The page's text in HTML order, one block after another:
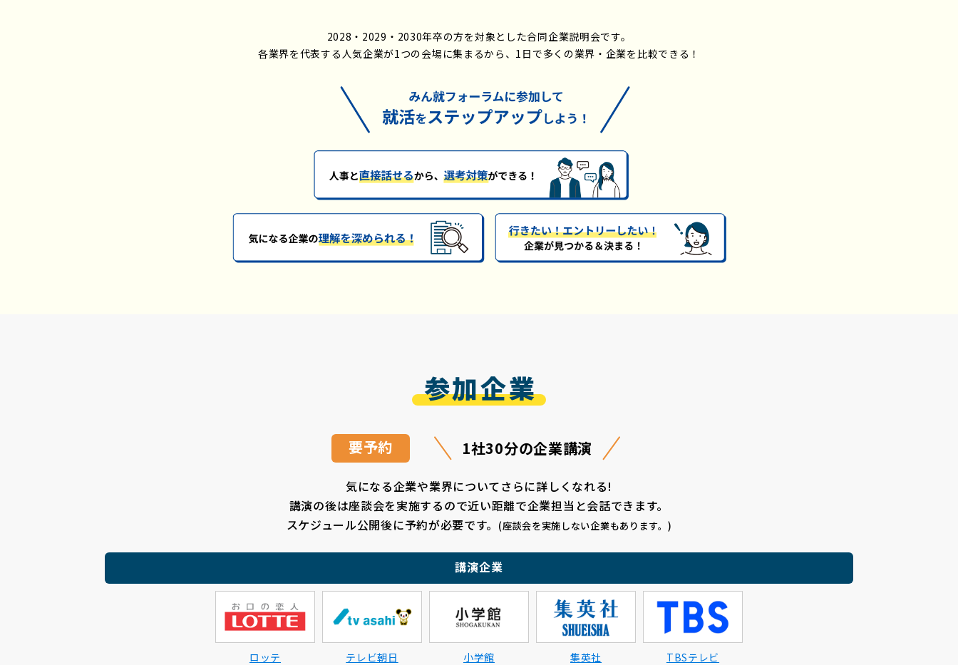
2028・2029・2030年卒の方を対象とした合同企業説明会です。
各業界を代表する人気企業が1つの会場に集まるから、 1日で多くの業界・企業を比較できる！
参加企業
要予約 1社30分の企業講演
気になる企業や業界についてさらに詳しくなれる!
講演の後は座談会を実施するので近い距離で企業担当と会話できます。
スケジュール公開後に予約が必要です。
(座談会を実施しない企業もあります。)
講演企業
ロッテ テレビ朝日 小学館 集英社 TBSテレビ